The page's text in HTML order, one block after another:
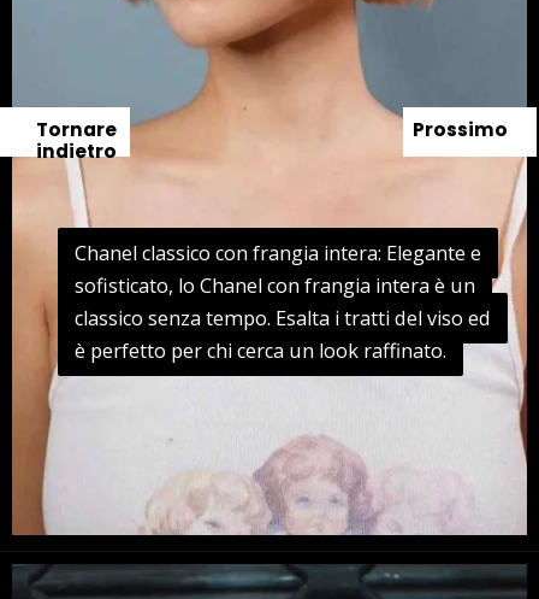
Chanel classico con frangia intera: Elegante e
sofisticato, lo Chanel con frangia intera è un
classico senza tempo. Esalta i tratti del viso ed
è perfetto per chi cerca un look raffinato.
Chanel classico con frangia intera: Elegante e
sofisticato, lo Chanel con frangia intera è un
classico senza tempo. Esalta i tratti del viso ed
è perfetto per chi cerca un look raffinato.
Prossimo
Tornare
indietro